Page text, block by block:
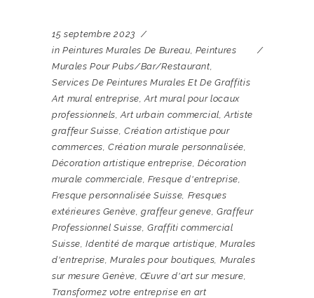
15 septembre 2023
in Peintures Murales De Bureau, Peintures
Murales Pour Pubs/bar/restaurant,
Services De Peintures Murales Et De Graffitis
Art mural entreprise,Art mural pour locaux
professionnels,Art urbain commercial,Artiste
graffeur Suisse,Création artistique pour
commerces,Création murale personnalisée,
Décoration artistique entreprise,Décoration
murale commerciale,Fresque d'entreprise,
Fresque personnalisée Suisse, Fresques
extérieures Genève,graffeur geneve,Graffeur
Professionnel Suisse,Graffiti commercial
Suisse,Identité de marque artistique,Murales
d'entreprise,Murales pour boutiques, Murales
sur mesure Genève,Œuvre d'art sur mesure,
Transformez votre entreprise en art